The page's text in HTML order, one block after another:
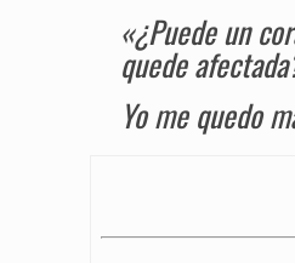
«¿Puede un
quede
Yo me quedo